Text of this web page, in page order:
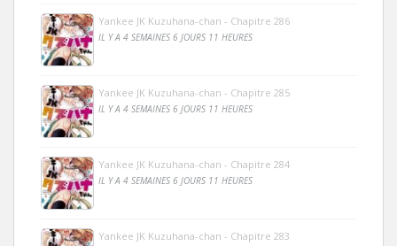
Yankee JK Kuzuhana-chan - Chapitre 286
IL Y A 4 SEMAINES 6 JOURS 11 HEURES
Yankee JK Kuzuhana-chan - Chapitre 285
IL Y A 4 SEMAINES 6 JOURS 11 HEURES
Yankee JK Kuzuhana-chan - Chapitre 284
IL Y A 4 SEMAINES 6 JOURS 11 HEURES
Yankee JK Kuzuhana-chan - Chapitre 283